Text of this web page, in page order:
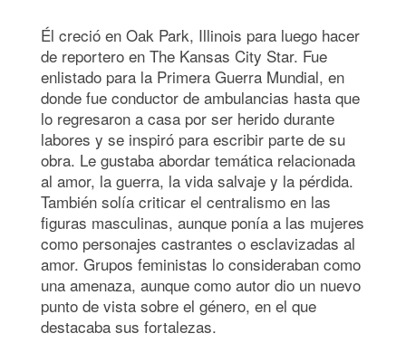
Él creció en Oak Park, Illinois para luego hacer
de reportero en The Kansas City Star. Fue
enlistado para la Primera Guerra Mundial, en
donde fue conductor de ambulancias hasta que
lo regresaron a casa por ser herido durante
labores y se inspiró para escribir parte de su
obra. Le gustaba abordar temática relacionada
al amor, la guerra, la vida salvaje y la pérdida.
También solía criticar el centralismo en las
figuras masculinas, aunque ponía a las mujeres
como personajes castrantes o esclavizadas al
amor. Grupos feministas lo consideraban como
una amenaza, aunque como autor dio un nuevo
punto de vista sobre el género, en el que
destacaba sus fortalezas.